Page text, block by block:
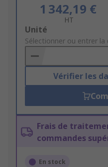
1 342,19 €
HT
Add
to
Basket
Unité
Sélectionner ou entrer la
Vérifier les
Frais de
commandes
En stock